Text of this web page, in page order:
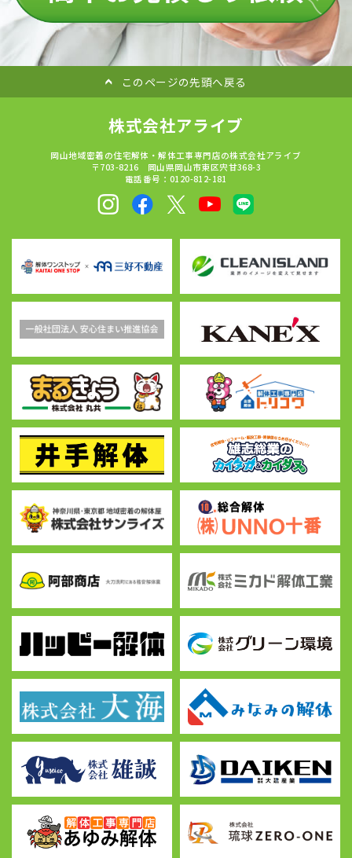
このページの先頭へ戻る
株式会社アライブ
岡山地域密着の住宅解体・解体工事専門店の株式会社アライブ
〒703-8216 岡山県岡山市東区宍甘368-3
電話番号：0120-812-181